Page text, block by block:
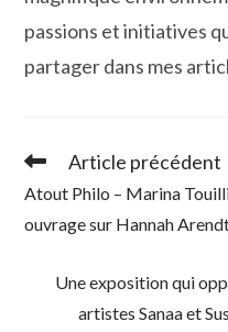
passions et initiatives
partager dans mes
Read
articles
Article précédent
Atout Philo – Marina
ouvrage sur Hannah
Une exposition qui
artistes Sanaa et